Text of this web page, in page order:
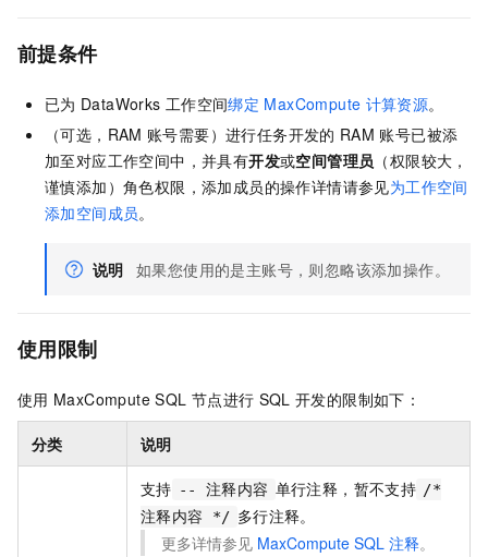
前提条件
已为 DataWorks 工作空间绑定 MaxCompute 计算资源。
（可选，RAM 账号需要）进行任务开发的 RAM 账号已被添
加至对应工作空间中，并具有开发或空间管理员 （权限较大，
谨慎添加）角色权限，添加成员的操作详情请参见为工作空间
添加空间成员。
说明 如果您使用的是主账号，则忽略该添加操作。
使用限制
使用 MaxCompute SQL 节点进行 SQL 开发的限制如下：
分类 说明
支持 -- 注释内容 单行注释，暂不支持 /*
注释内容 */ 多行注释。
更多详情参见 MaxCompute SQL 注释。